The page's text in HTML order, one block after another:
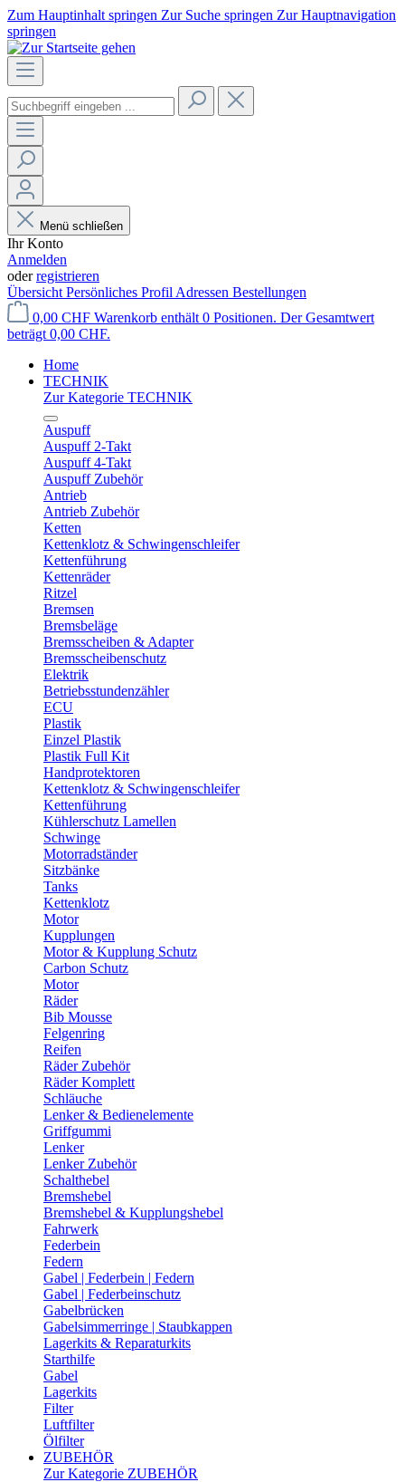
Zum Hauptinhalt springen Zur Suche springen Zur Hauptnavigation
springen
Menü schließen
Ihr Konto
Anmelden
oderregistrieren
Übersicht Persönliches Profil Adressen Bestellungen
0,00 CHF Warenkorb enthält 0 Positionen. Der Gesamtwert
beträgt 0,00 CHF.
Home
TECHNIK
Zur Kategorie TECHNIK
Auspuff
Auspuff 2-Takt
Auspuff 4-Takt
Auspuff Zubehör
Antrieb
Antrieb Zubehör
Ketten
Kettenklotz & Schwingenschleifer
Kettenführung
Kettenräder
Ritzel
Bremsen
Bremsbeläge
Bremsscheiben & Adapter
Bremsscheibenschutz
Elektrik
Betriebsstundenzähler
ECU
Plastik
Einzel Plastik
Plastik Full Kit
Handprotektoren
Kettenklotz & Schwingenschleifer
Kettenführung
Kühlerschutz Lamellen
Schwinge
Motorradständer
Sitzbänke
Tanks
Kettenklotz
Motor
Kupplungen
Motor & Kupplung Schutz
Carbon Schutz
Motor
Räder
Bib Mousse
Felgenring
Reifen
Räder Zubehör
Räder Komplett
Schläuche
Lenker & Bedienelemente
Griffgummi
Lenker
Lenker Zubehör
Schalthebel
Bremshebel
Bremshebel & Kupplungshebel
Fahrwerk
Federbein
Federn
Gabel | Federbein | Federn
Gabel | Federbeinschutz
Gabelbrücken
Gabelsimmerringe | Staubkappen
Lagerkits & Reparaturkits
Starthilfe
Gabel
Lagerkits
Filter
Luftfilter
Ölfilter
ZUBEHÖR
Zur Kategorie ZUBEHÖR